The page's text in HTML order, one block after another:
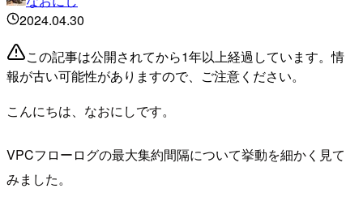
2024.04.30
この記事は公開されてから1年以上経過しています。情
報が古い可能性がありますので、ご注意ください。
こんにちは、なおにしです。
VPCフローログの最大集約間隔について挙動を細かく見て
みました。